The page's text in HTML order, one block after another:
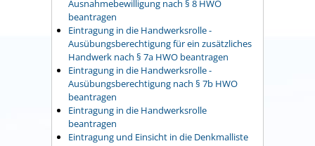
Ausnahmebewilligung nach § 8 HWO
beantragen
Eintragung in die Handwerksrolle -
Ausübungsberechtigung für ein zusätzliches
Handwerk nach § 7a HWO beantragen
Eintragung in die Handwerksrolle -
Ausübungsberechtigung nach § 7b HWO
beantragen
Eintragung in die Handwerksrolle
beantragen
Eintragung und Einsicht in die Denkmalliste